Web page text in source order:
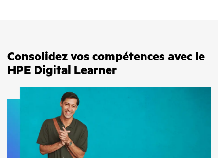
Consolidez vos compétences avec le
HPE Digital Learner